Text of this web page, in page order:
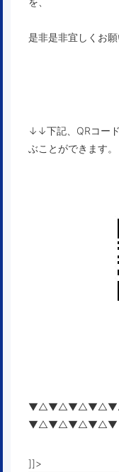
是非是非宜しくお
↓↓下記、QRコー
ぶことができます。
▼△▼△▼△▼△▼
]]>